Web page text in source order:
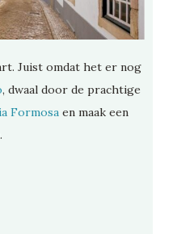
Juist omdat het er nog
, dwaal door de prachtige
Formosa en maak een